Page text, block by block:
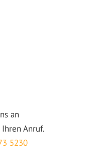
an
Anruf.
5230